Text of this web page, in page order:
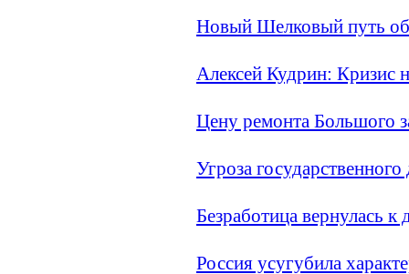
Новый Шелковый путь
Алексей Кудрин: Кризис
Цену ремонта Большого
Угроза
Безработица вернулась
Россия усугубила